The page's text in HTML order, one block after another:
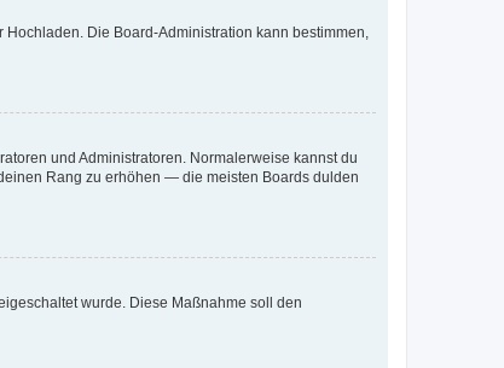
Die Board-Administration kann bestimmen,
und Administratoren. Normalerweise kannst du
Rang zu erhöhen — die meisten Boards dulden
wurde. Diese Maßnahme soll den